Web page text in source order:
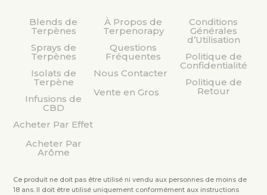
Blends de
Terpènes
Sprays de
Terpènes
Isolats de
Terpène
Infusions de
CBD
Acheter Par Effet
Acheter Par
Arôme
À Propos de
Terpenorapy
Questions
Fréquentes
Nous Contacter
Vente en Gros
Conditions
Générales
d’Utilisation
Politique de
Confidentialité
Politique de
Retour
Ce produit ne doit pas être utilisé ni vendu aux personnes de moins de
18 ans. Il doit être utilisé uniquement conformément aux instructions